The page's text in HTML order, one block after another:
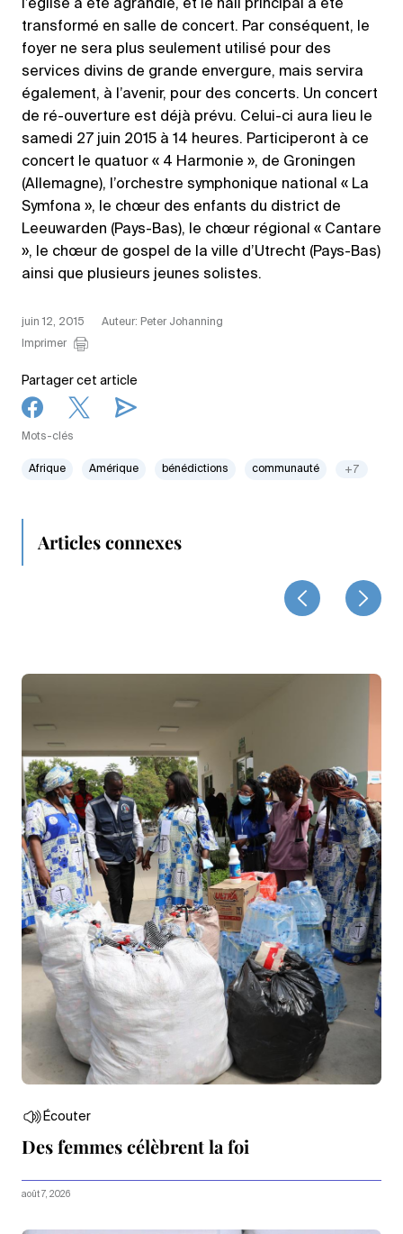
l’église a été agrandie, et le hall principal a été
transformé en salle de concert. Par conséquent, le
foyer ne sera plus seulement utilisé pour des
services divins de grande envergure, mais servira
également, à l’avenir, pour des concerts. Un concert
de ré-ouverture est déjà prévu. Celui-ci aura lieu le
samedi 27 juin 2015 à 14 heures. Participeront à ce
concert le quatuor « 4 Harmonie », de Groningen
(Allemagne), l’orchestre symphonique national « La
Symfona », le chœur des enfants du district de
Leeuwarden (Pays-Bas), le chœur régional « Cantare
», le chœur de gospel de la ville d’Utrecht (Pays-Bas)
ainsi que plusieurs jeunes solistes.
juin 12, 2015
Auteur: Peter Johanning
Imprimer
Partager cet article
Mots-clés
Afrique Amérique bénédictions communauté +7
Articles connexes
Écouter
Des femmes célèbrent la foi
août 7, 2026